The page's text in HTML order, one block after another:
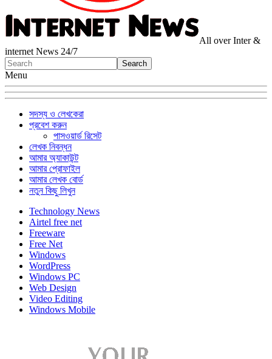
All over Inter &
internet News 24/7
Menu
সদস্য ও লেখকেরা
প্রবেশ করুন
পাসওয়ার্ড রিসেট
লেখক নিবন্ধন
আমার অ্যাকাউন্ট
আমার প্রোফাইল
আমার লেখক বোর্ড
নতুন কিছু লিখুন
Technology News
Airtel free net
Freeware
Free Net
Windows
WordPress
Windows PC
Web Design
Video Editing
Windows Mobile